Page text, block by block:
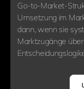
Go-to-Market-
Umsetzung im
dann, wenn sie
Marktzugänge